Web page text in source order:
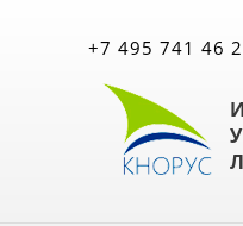
+7 495 741 46